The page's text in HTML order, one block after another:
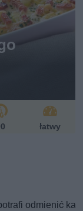
łatwy
odmienić